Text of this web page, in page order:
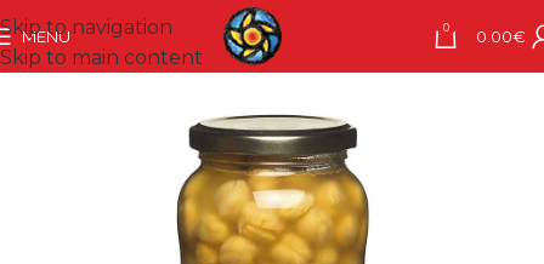
Skip to navigation
Skip to main content
MENU 0 0.00€